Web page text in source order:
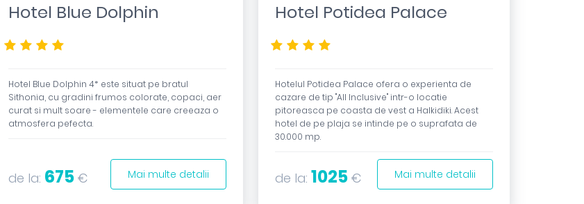
Hotel Blue Dolphin
Hotel Blue Dolphin 4* este situat pe bratul
Sithonia, cu gradini frumos colorate, copaci, aer
curat si mult soare - elementele care creeaza o
atmosfera pefecta.
de la: 675 € Mai multe detalii
Hotel Potidea Palace
Hotelul Potidea Palace ofera o experienta de
cazare de tip "All Inclusive" intr-o locatie
pitoreasca pe coasta de vest a Halkidiki. Acest
hotel de pe plaja se intinde pe o suprafata de
30.000 mp.
de la:1025 € Mai multe detalii